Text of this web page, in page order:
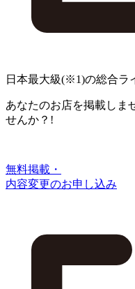
日本最大級(※1)の総合ラ
あなたのお店を掲載しま
せんか？!
無料掲載・
内容変更のお申し込み